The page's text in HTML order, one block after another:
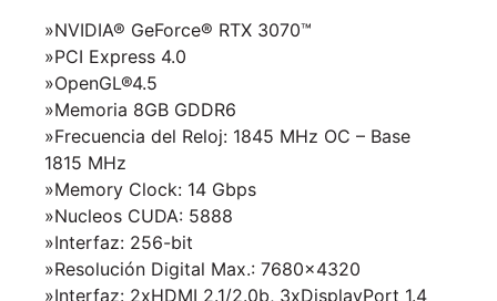
»NVIDIA® GeForce® RTX 3070™
»PCI Express 4.0
»OpenGL®4.5
»Memoria 8GB GDDR6
»Frecuencia del Reloj: 1845 MHz OC – Base
1815 MHz
»Memory Clock: 14 Gbps
»Nucleos CUDA: 5888
»Interfaz: 256-bit
»Resolución Digital Max.: 7680×4320
»Interfaz: 2xHDMI 2.1/2.0b, 3xDisplayPort 1.4